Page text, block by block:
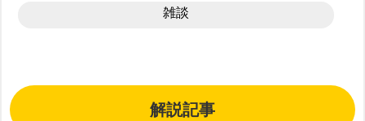
雑談
解説記事